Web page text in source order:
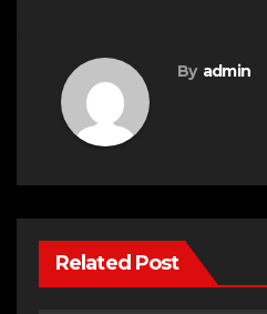
By admin
Related Post